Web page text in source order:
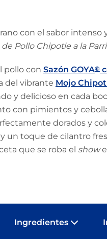
con el sabor intenso
Pollo Chipotle a la
pollo con Sazón GOYA®
del vibrante Mojo
y delicioso en cada
con pimientos y
dorados y
un toque de cilantro
que se roba el show
Ingredientes